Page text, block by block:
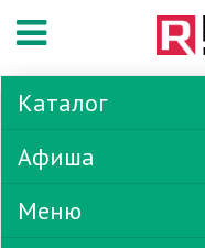
Каталог
Афиша
Меню